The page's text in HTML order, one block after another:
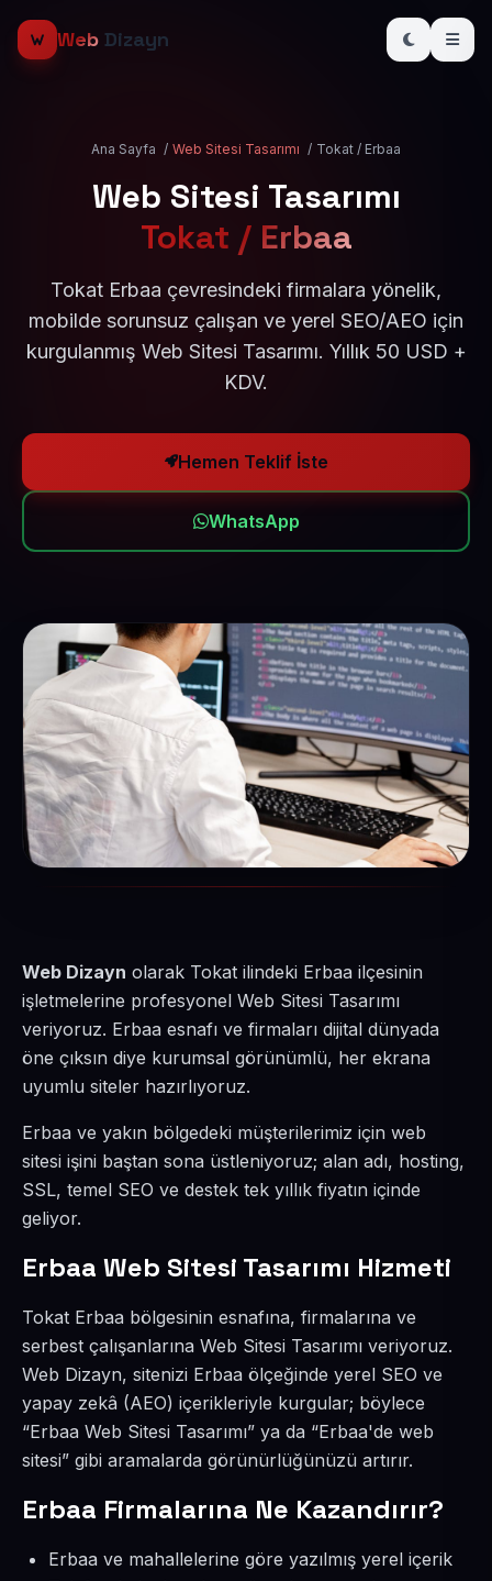
Web Dizayn
Ana Sayfa / Web Sitesi Tasarımı / Tokat / Erbaa
Web Sitesi Tasarımı
Tokat / Erbaa
Tokat Erbaa çevresindeki firmalara yönelik,
mobilde sorunsuz çalışan ve yerel SEO/AEO için
kurgulanmış Web Sitesi Tasarımı. Yıllık 50 USD +
KDV.
Hemen Teklif İste
WhatsApp
Web Dizayn olarak Tokat ilindeki Erbaa ilçesinin
işletmelerine profesyonel Web Sitesi Tasarımı
veriyoruz. Erbaa esnafı ve firmaları dijital dünyada
öne çıksın diye kurumsal görünümlü, her ekrana
uyumlu siteler hazırlıyoruz.
Erbaa ve yakın bölgedeki müşterilerimiz için web
sitesi işini baştan sona üstleniyoruz; alan adı, hosting,
SSL, temel SEO ve destek tek yıllık fiyatın içinde
geliyor.
Erbaa Web Sitesi Tasarımı Hizmeti
Tokat Erbaa bölgesinin esnafına, firmalarına ve
serbest çalışanlarına Web Sitesi Tasarımı veriyoruz.
Web Dizayn, sitenizi Erbaa ölçeğinde yerel SEO ve
yapay zekâ (AEO) içerikleriyle kurgular; böylece
“Erbaa Web Sitesi Tasarımı” ya da “Erbaa'de web
sitesi” gibi aramalarda görünürlüğünüzü artırır.
Erbaa Firmalarına Ne Kazandırır?
Erbaa ve mahallelerine göre yazılmış yerel içerik